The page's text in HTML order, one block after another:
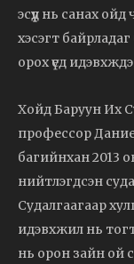
эсүүд нь санах
хэсэгт
орох үед
Хойд Баруун Их
профессор
багийнхан 2013
нийтлэгдсэн
Судалгаагаар
идэвхжил нь
нь орон зайн ой